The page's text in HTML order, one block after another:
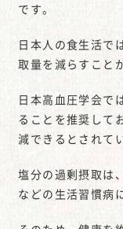
です。
日本人の食生活で
取量を減らすこと
日本高血圧学会で
ることを推奨して
減できるとされて
塩分の過剰摂取は
などの生活習慣病